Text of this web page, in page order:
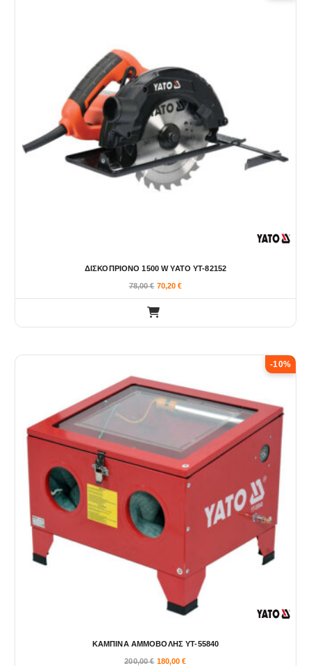
ΔΙΣΚΟΠΡΙΟΝΟ 1500 W YATO YT-82152
78,00€ 70,20€
-10%
ΚΑΜΠΙΝΑ ΑΜΜΟΒΟΛΗΣ YT-55840
200,00€ 180,00€